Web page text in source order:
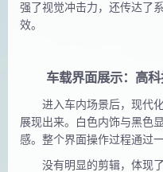
强了视觉冲击力，还传达了
效。
车载界面展示：高
进入车内场景后，现代
展现出来。白色内饰与黑色
感。整个界面操作过程通过
没有明显的剪辑，体现